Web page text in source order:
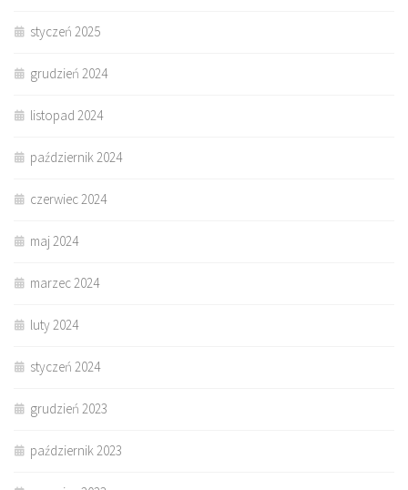
styczeń 2025
grudzień 2024
listopad 2024
październik 2024
czerwiec 2024
maj 2024
marzec 2024
luty 2024
styczeń 2024
grudzień 2023
październik 2023